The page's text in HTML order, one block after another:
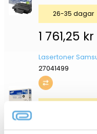
1 761,25 kr
26-35 dagar
Lasertoner
27041499